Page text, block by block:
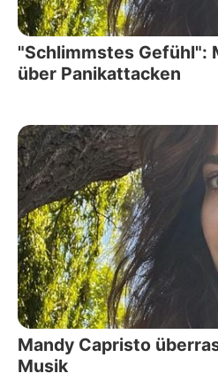
"Schlimmstes Gefühl":
über Panikattacken
Mandy Capristo
Musik